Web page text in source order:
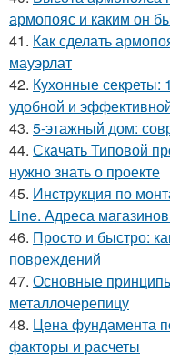
армопояс и каким он
41. Как сделать
мауэрлат
42. Кухонные секреты:
удобной и
43. 5-этажный дом:
44. Скачать Типовой
нужно знать о проекте
45. Инструкция по
Line. Адреса
46. Просто и быстро:
повреждений
47. Основные
металлочерепицу
48. Цена фундамента
факторы и расчеты